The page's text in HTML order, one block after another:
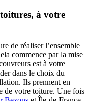
à votre
de réaliser l’ensemble
commence par la mise
est à votre
dans le choix du
Ils prennent en
de votre toiture. Une fois